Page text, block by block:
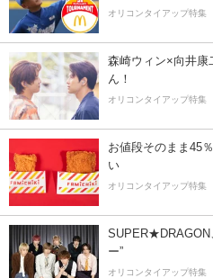
オリコンタイアップ特集
森崎ウィン×向井康
ん！
オリコンタイアップ特集
お値段そのまま45
い
オリコンタイアップ特集
SUPER★DRAGON
ー”
オリコンタイアップ特集